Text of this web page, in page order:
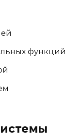
функций